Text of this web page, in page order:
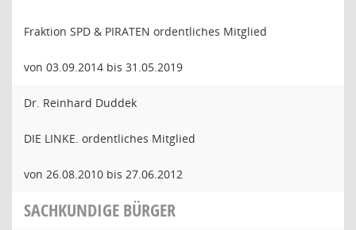
Fraktion SPD & PIRATEN ordentliches Mitglied
von 03.09.2014 bis 31.05.2019
Dr. Reinhard Duddek
DIE LINKE. ordentliches Mitglied
von 26.08.2010 bis 27.06.2012
SACHKUNDIGE BÜRGER